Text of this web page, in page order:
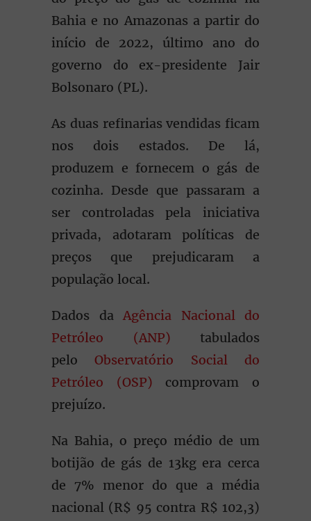
Bahia e no Amazonas a partir do
início de 2022, último ano do
governo do ex-presidente Jair
Bolsonaro (PL).
As duas refinarias vendidas ficam
nos dois estados. De lá,
produzem e fornecem o gás de
cozinha. Desde que passaram a
ser controladas pela iniciativa
privada, adotaram políticas de
preços que prejudicaram a
população local.
Dados da Agência Nacional do
Petróleo (ANP) tabulados
peloObservatório Social do
Petróleo (OSP) comprovam o
prejuízo.
Na Bahia, o preço médio de um
botijão de gás de 13kg era cerca
de 7% menor do que a média
nacional (R$ 95 contra R$ 102,3)